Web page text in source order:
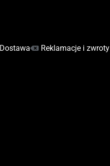
Dostawa Reklamacje i zwroty